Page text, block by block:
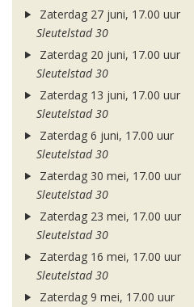
Zaterdag 27 juni, 17.00 uur
Sleutelstad 30
Zaterdag 20 juni, 17.00 uur
Sleutelstad 30
Zaterdag 13 juni, 17.00 uur
Sleutelstad 30
Zaterdag 6 juni, 17.00 uur
Sleutelstad 30
Zaterdag 30 mei, 17.00 uur
Sleutelstad 30
Zaterdag 23 mei, 17.00 uur
Sleutelstad 30
Zaterdag 16 mei, 17.00 uur
Sleutelstad 30
Zaterdag 9 mei, 17.00 uur